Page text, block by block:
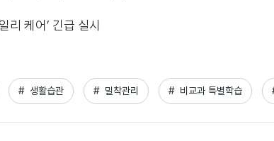
케어’ 긴급 실시
#  생활습관 #  밀착관리 #  비교과 특별학습